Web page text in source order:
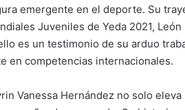
emergente en el deporte. Su
Juveniles de Yeda 2021, León
es un testimonio de su arduo
en competencias internacionales.
Vanessa Hernández no solo